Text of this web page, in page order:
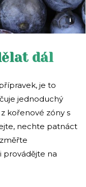
i
dál
je to
jednoduchý
kořenové zóny s
nechte patnáct
provádějte na